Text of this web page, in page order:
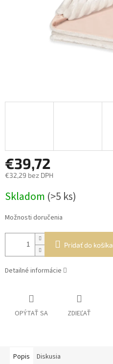
€39,72
€32,29 bez DPH
cena:
Skladom (>5 ks)
Možnosti doručenia
Pridať do košíka
Detailné informácie
OPÝTAŤ SA ZDIEĽAŤ
Popis Diskusia